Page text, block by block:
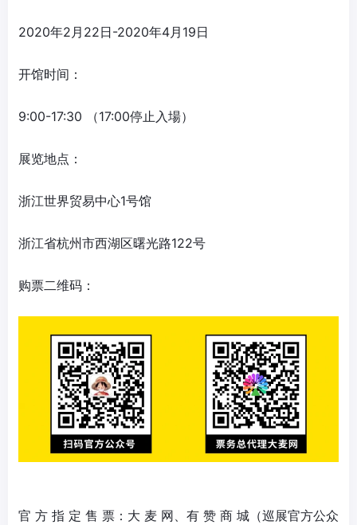
2020年2月22日-2020年4月19日
开馆时间：
9:00-17:30 （17:00停止入場）
展览地点：
浙江世界贸易中心1号馆
浙江省杭州市西湖区曙光路122号
购票二维码：
官 方 指 定 售 票：大 麦 网、有 赞 商 城（巡展官方公众